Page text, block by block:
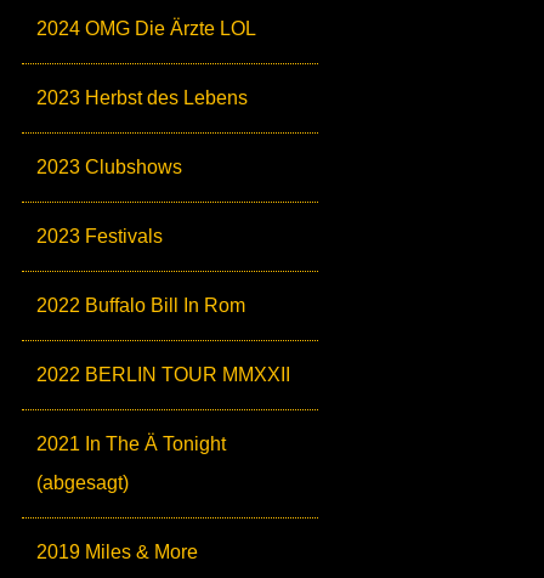
2024 OMG Die Ärzte LOL
2023 Herbst des Lebens
2023 Clubshows
2023 Festivals
2022 Buffalo Bill In Rom
2022 BERLIN TOUR MMXXII
2021 In The Ä Tonight
(abgesagt)
2019 Miles & More